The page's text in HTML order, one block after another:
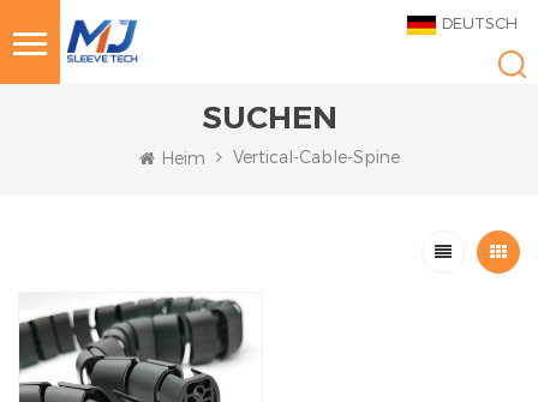
DEUTSCH
SUCHEN
Heim Vertical-Cable-Spine